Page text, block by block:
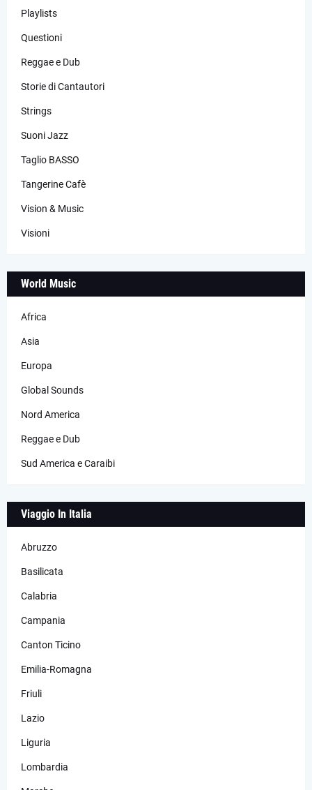
Playlists
Questioni
Reggae e Dub
Storie di Cantautori
Strings
Suoni Jazz
Taglio BASSO
Tangerine Cafè
Vision & Music
Visioni
World Music
Africa
Asia
Europa
Global Sounds
Nord America
Reggae e Dub
Sud America e Caraibi
Viaggio In Italia
Abruzzo
Basilicata
Calabria
Campania
Canton Ticino
Emilia-Romagna
Friuli
Lazio
Liguria
Lombardia